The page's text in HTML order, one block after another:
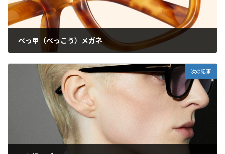
べっ甲（べっこう）メガネ
次の記事